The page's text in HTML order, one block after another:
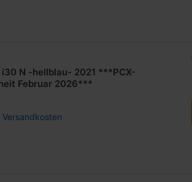
N -hellblau- 2021 ***PCX-
Februar 2026***
Versandkosten